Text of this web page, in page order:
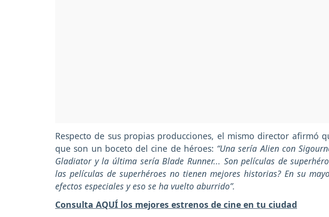
Respecto de sus propias producciones, el mismo director afirmó
que son un boceto del cine de héroes: “Una sería Alien con
Gladiator y la última sería Blade Runner... Son películas de
las películas de superhéroes no tienen mejores historias? En su
efectos especiales y eso se ha vuelto aburrido”.
Consulta AQUÍ los mejores estrenos de cine en tu ciudad